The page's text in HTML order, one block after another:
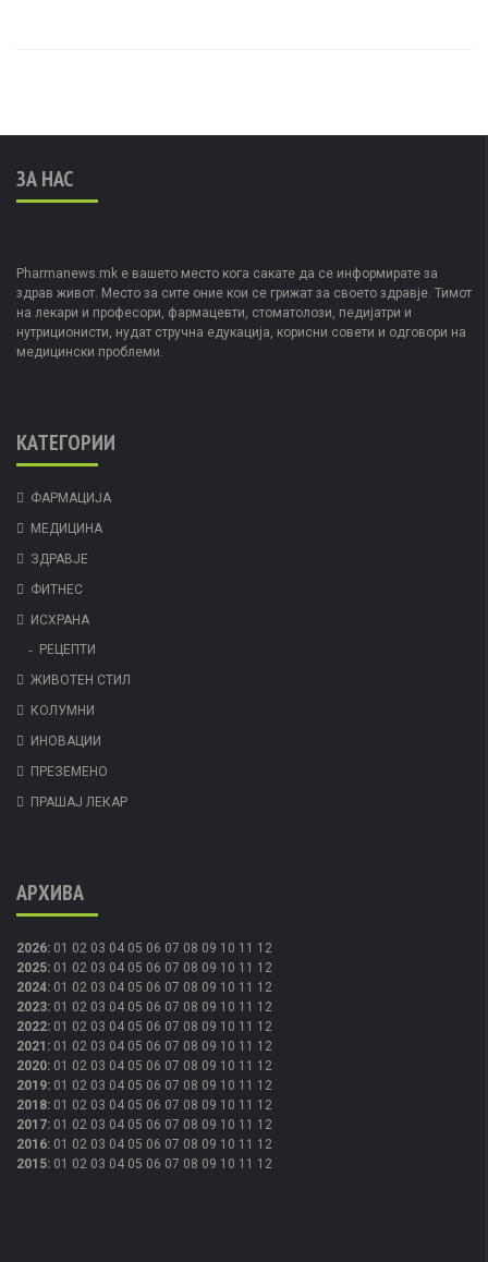
ЗА НАС
Pharmanews.mk е вашето место кога сакате да се информирате за
здрав живот. Место за сите оние кои се грижат за своето здравје. Тимот
на лекари и професори, фармацевти, стоматолози, педијатри и
нутриционисти, нудат стручна едукација, корисни совети и одговори на
медицински проблеми.
КАТЕГОРИИ
ФАРМАЦИЈА
МЕДИЦИНА
ЗДРАВЈЕ
ФИТНЕС
ИСХРАНА
РЕЦЕПТИ
ЖИВОТЕН СТИЛ
КОЛУМНИ
ИНОВАЦИИ
ПРЕЗЕМЕНО
ПРАШАЈ ЛЕКАР
АРХИВА
2026: 01 02 03 04 05 06 07 08 09 10 11 12
2025: 01 02 03 04 05 06 07 08 09 10 11 12
2024: 01 02 03 04 05 06 07 08 09 10 11 12
2023: 01 02 03 04 05 06 07 08 09 10 11 12
2022: 01 02 03 04 05 06 07 08 09 10 11 12
2021 : 01 02 03 04 05 06 07 08 09 10 11 12
2020: 01 02 03 04 05 06 07 08 09 10 11 12
2019: 01 02 03 04 05 06 07 08 09 10 11 12
2018: 01 02 03 04 05 06 07 08 09 10 11 12
2017: 01 02 03 04 05 06 07 08 09 10 11 12
2016: 01 02 03 04 05 06 07 08 09 10 11 12
2015: 01 02 03 04 05 06 07 08 09 10 11 12